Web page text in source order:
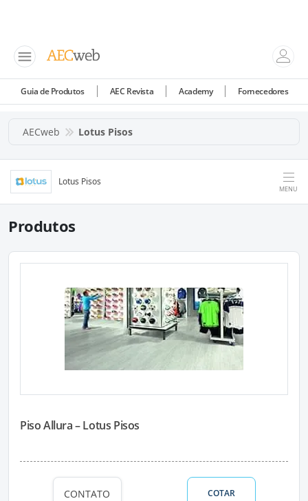
Guia de Produtos AEC Revista Academy Fornecedores
AECweb Lotus Pisos
Lotus Pisos
MENU
Produtos
Piso Allura – Lotus Pisos
CONTATO COTAR